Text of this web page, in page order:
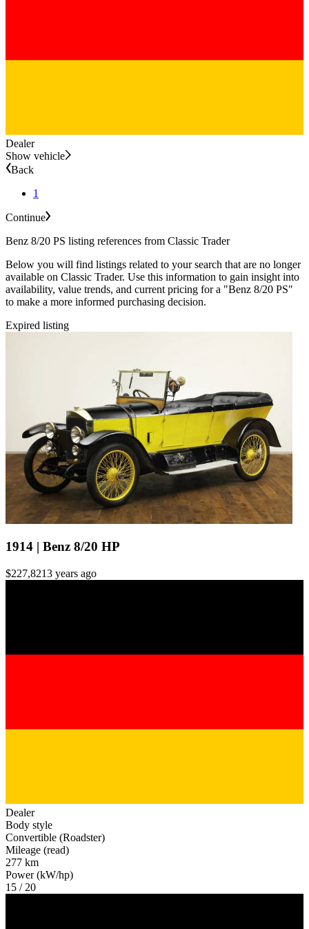
Dealer
Show vehicle
Back
1
Continue
Benz 8/20 PS listing references from Classic Trader
Below you will find listings related to your search that are no longer
available on Classic Trader. Use this information to gain insight into
availability, value trends, and current pricing for a "Benz 8/20 PS"
to make a more informed purchasing decision.
Expired listing
1914 | Benz 8/20 HP
$227,8213 years ago
Dealer
Body style
Convertible (Roadster)
Mileage (read)
277 km
Power (kW/hp)
15 / 20